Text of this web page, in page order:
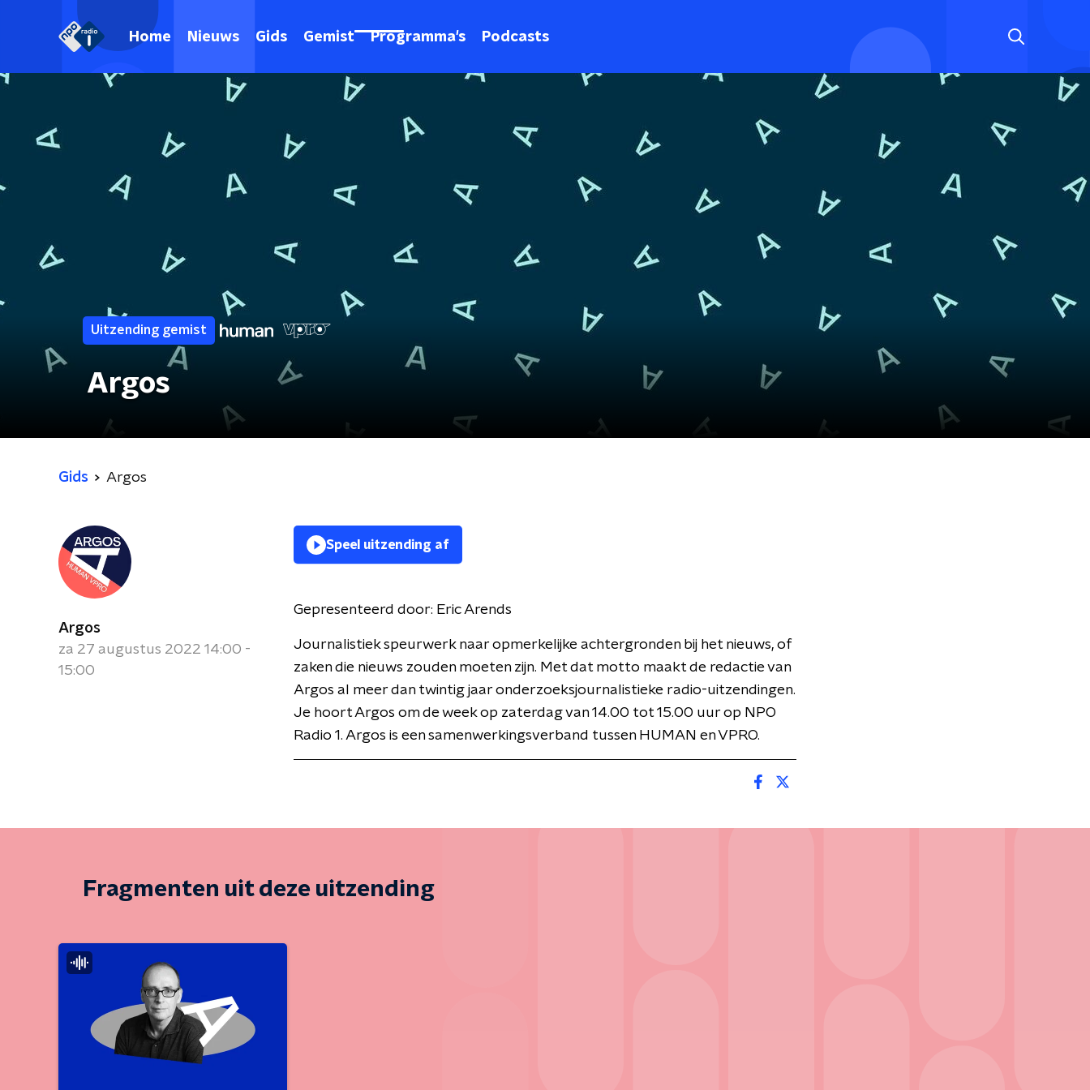
Home Nieuws Gids Gemist Programma's Podcasts
Uitzending gemist
Argos
Gids Argos
Argos
za 27 augustus 2022 14:00 -
15:00
Speel uitzending af
Gepresenteerd door: Eric Arends
Journalistiek speurwerk naar opmerkelijke achtergronden bij het nieuws, of
zaken die nieuws zouden moeten zijn. Met dat motto maakt de redactie van
Argos al meer dan twintig jaar onderzoeksjournalistieke radio-uitzendingen.
Je hoort Argos om de week op zaterdag van 14.00 tot 15.00 uur op NPO
Radio 1. Argos is een samenwerkingsverband tussen HUMAN en VPRO.
Fragmenten uit deze uitzending